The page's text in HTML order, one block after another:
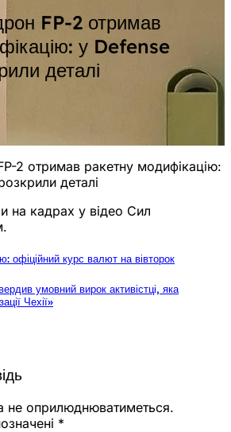
FP-2 отримав
у Defense
деталі
2 отримав ракетну модифікацію:
деталі
на кадрах у відео Сил
офіційний курс валют на вівторок
умовний вирок активістці, яка
Чехії»
не оприлюднюватиметься.
*